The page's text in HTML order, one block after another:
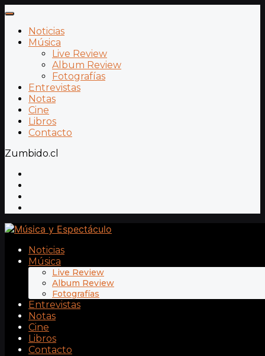
Noticias
Música
Live Review
Album Review
Fotografías
Entrevistas
Notas
Cine
Libros
Contacto
Zumbido.cl
Noticias
Música
Live Review
Album Review
Fotografías
Entrevistas
Notas
Cine
Libros
Contacto